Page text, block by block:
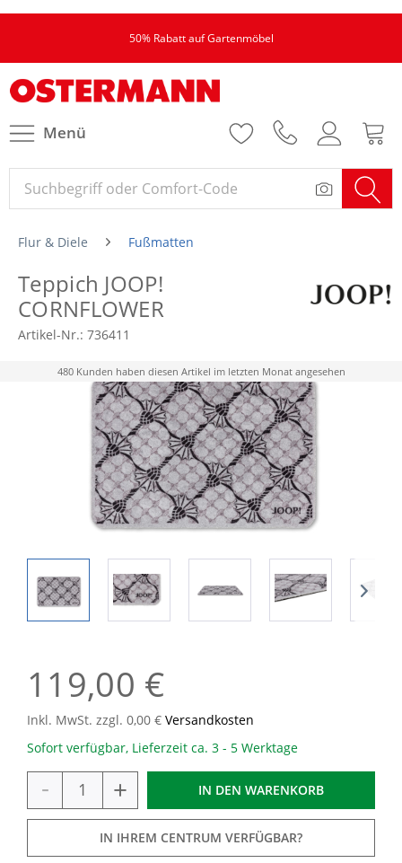
50% Rabatt auf Gartenmöbel
Menü
Flur & Diele Fußmatten
Teppich JOOP!
CORNFLOWER
Artikel-Nr.: 736411
480 Kunden haben diesen Artikel im letzten Monat angesehen
119,00 €
Inkl. MwSt. zzgl. 0,00 € Versandkosten
Sofort verfügbar, Lieferzeit ca. 3 - 5 Werktage
- + IN DEN WARENKORB
IN IHREM CENTRUM VERFÜGBAR?